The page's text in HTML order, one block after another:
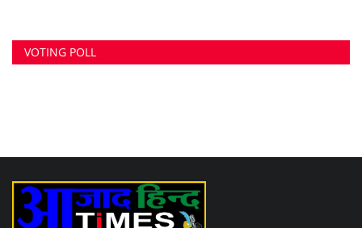
VOTING POLL